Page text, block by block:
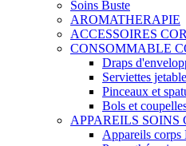
Soins Buste
AROMATHERAPIE
ACCESSOIRES
CONSOMMABLE
Draps
Serviettes
Pinceaux et
Bols et
APPAREILS SOINS
Appareils corps